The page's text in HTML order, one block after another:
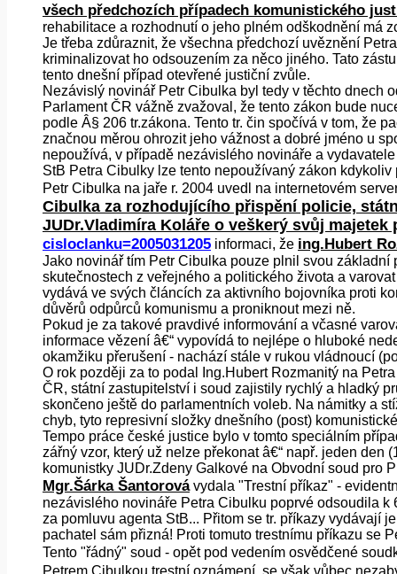
všech předchozích případech komunistického
rehabilitace a rozhodnutí o jeho plném odškodnění má
Je třeba zdůraznit, že všechna předchozí uvěznění
kriminalizovat ho odsouzením za něco jiného. Tato
tento dnešní případ otevřené justiční zvůle.
Nezávislý novinář Petr Cibulka byl tedy v těchto dnech
Parlament ČR vážně zvažoval, že tento zákon bude
podle Â§ 206 tr.zákona. Tento tr. čin spočívá v tom, že
značnou měrou ohrozit jeho vážnost a dobré jméno u
nepoužívá, v případě nezávislého novináře a
StB Petra Cibulky lze tento nepoužívaný zákon
Petr Cibulka na jaře r. 2004 uvedl na internetovém
Cibulka za rozhodujícího přispění policie,
JUDr.Vladimíra Koláře o veškerý svůj majetek
cisloclanku=2005031205 informaci, že ing.Hubert
Jako novinář tím Petr Cibulka pouze plnil svou
skutečnostech z veřejného a politického života a
vydává ve svých článcích za aktivního bojovníka proti
důvěrů odpůrců komunismu a proniknout mezi ně.
Pokud je za takové pravdivé informování a včasné
informace vězení â€“ vypovídá to nejlépe o hluboké
okamžiku přerušení - nachází stále v rukou vládnoucí
O rok později za to podal Ing.Hubert Rozmanitý na
ČR, státní zastupitelství i soud zajistily rychlý a hladký
skončeno ještě do parlamentních voleb. Na námitky a
chyb, tyto represivní složky dnešního (post)
Tempo práce české justice bylo v tomto speciálním
zářný vzor, který už nelze překonat â€“ např. jeden
komunistky JUDr.Zdeny Galkové na Obvodní soud pro
Mgr.Šárka Šantorovávydala "Trestní příkaz" -
nezávislého novináře Petra Cibulku poprvé odsoudila
za pomluvu agenta StB... Přitom se tr. příkazy vydávají
pachatel sám přizná! Proti tomuto trestnímu příkazu se
Tento "řádný" soud - opět pod vedením osvědčené
Petrem Cibulkou trestní oznámení, se však vůbec